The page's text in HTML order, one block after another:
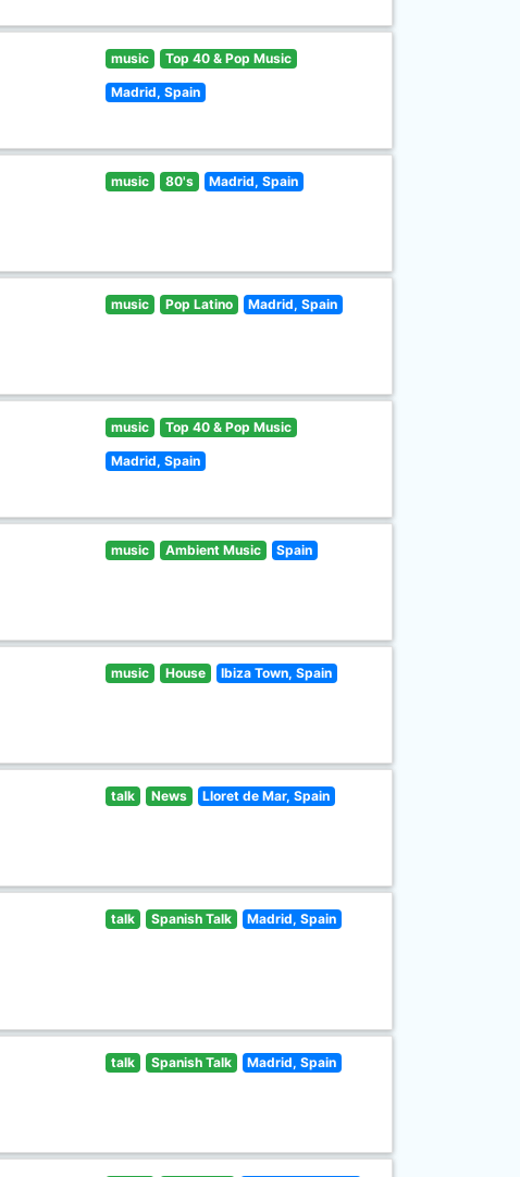
music Top 40 & Pop Music
Madrid, Spain
music 80's Madrid, Spain
music Pop Latino Madrid, Spain
music Top 40 & Pop Music
Madrid, Spain
music Ambient Music Spain
music House Ibiza Town, Spain
talk News Lloret de Mar, Spain
talk Spanish Talk Madrid, Spain
talk Spanish Talk Madrid, Spain